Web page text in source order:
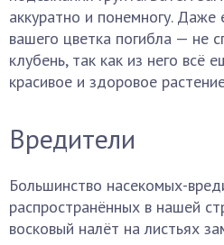
аккуратно и понемногу. Даже
вашего цветка погибла — не
клубень, так как из него всё
красивое и здоровое
Вредители
Большинство насекомых-
распространённых в нашей
восковый налёт на листьях